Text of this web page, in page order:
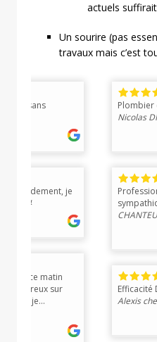
actuels suffirait
Un sourire (pas
travaux mais c’est
Plombier de qualité et
Nicolas DIAZ – 12/15/2022
Professionnel, ponctuel,
sympathique. N’hésitez
CHANTEUX – 10/15/2022
Efficacité Disponibilité
Alexis chemama – 1/15/